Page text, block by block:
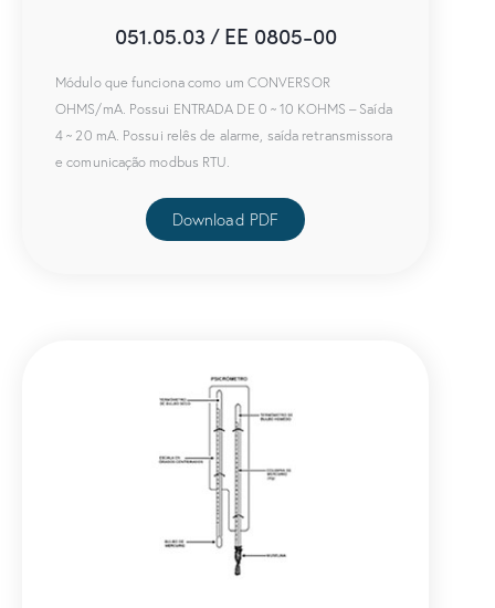
051.05.03 / EE 0805-00
Módulo que funciona como um CONVERSOR
OHMS/mA. Possui ENTRADA DE 0 ~ 10 KOHMS – Saída
4 ~ 20 mA. Possui relês de alarme, saída retransmissora
e comunicação modbus RTU.
Download PDF